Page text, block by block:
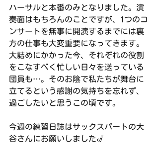
ハーサルと本番のみとなりました。演
奏面はもちろんのことですが、1つのコ
ンサートを無事に開演するまでには裏
方の仕事も大変重要になってきます。
大詰めにかかった今、それぞれの役割
をこなすべく忙しい日々を送っている
団員も…。そのお陰で私たちが舞台に
立てるという感謝の気持ちを忘れず、
過ごしたいと思うこの頃です。
今週の練習日誌はサックスパートの大
谷さんにお願いしました🎷